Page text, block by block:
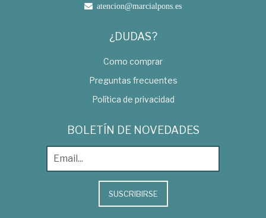
atencion@marcialpons.es
¿DUDAS?
Como comprar
Preguntas frecuentes
Política de privacidad
BOLETÍN DE NOVEDADES
SUSCRIBIRSE